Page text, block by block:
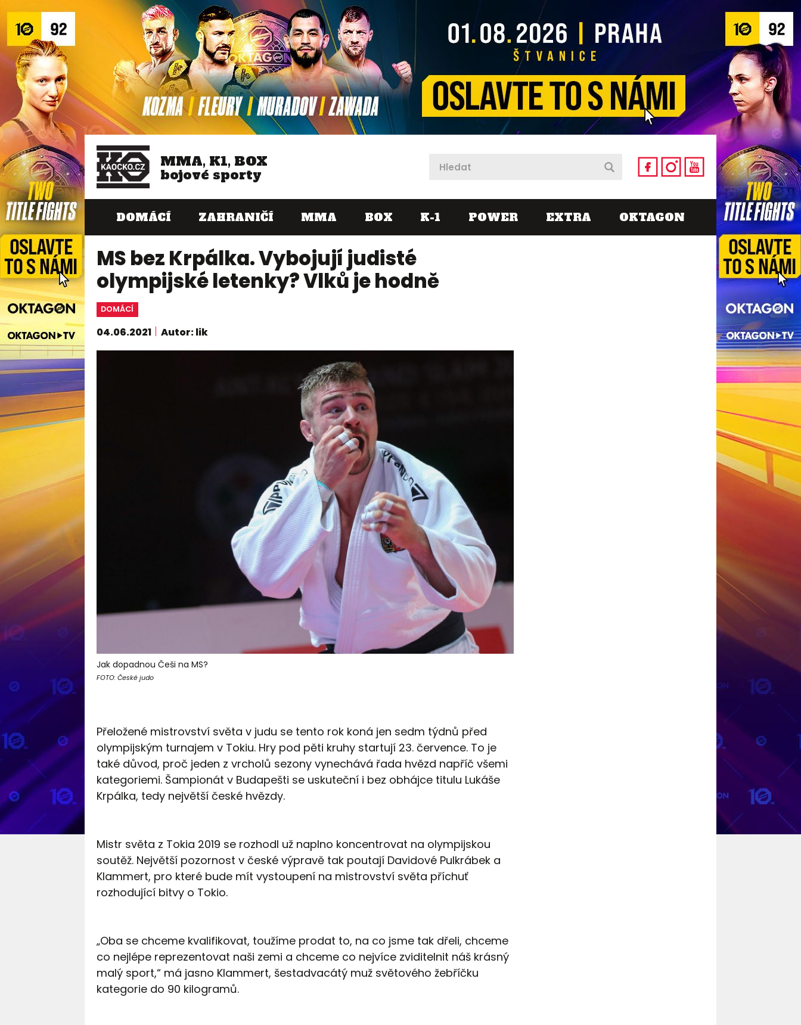
MMA, K1, BOX
bojové sporty
DOMÁCÍ ZAHRANIČÍ MMA BOX K-1 POWER EXTRA OKTAGON
MS bez Krpálka. Vybojují judisté
olympijské letenky? Vlků je hodně
DOMÁCÍ
04.06.2021 Autor: lik
Jak dopadnou Češi na MS?
FOTO: České judo
Přeložené mistrovství světa v judu se tento rok koná jen sedm týdnů před
olympijským turnajem v Tokiu. Hry pod pěti kruhy startují 23. července. To je
také důvod, proč jeden z vrcholů sezony vynechává řada hvězd napříč všemi
kategoriemi. Šampionát v Budapešti se uskuteční i bez obhájce titulu Lukáše
Krpálka, tedy největší české hvězdy.
Mistr světa z Tokia 2019 se rozhodl už naplno koncentrovat na olympijskou
soutěž. Největší pozornost v české výpravě tak poutají Davidové Pulkrábek a
Klammert, pro které bude mít vystoupení na mistrovství světa příchuť
rozhodující bitvy o Tokio.
„Oba se chceme kvalifikovat, toužíme prodat to, na co jsme tak dřeli, chceme
co nejlépe reprezentovat naši zemi a chceme co nejvíce zviditelnit náš krásný
malý sport,“ má jasno Klammert, šestadvacátý muž světového žebříčku
kategorie do 90 kilogramů.